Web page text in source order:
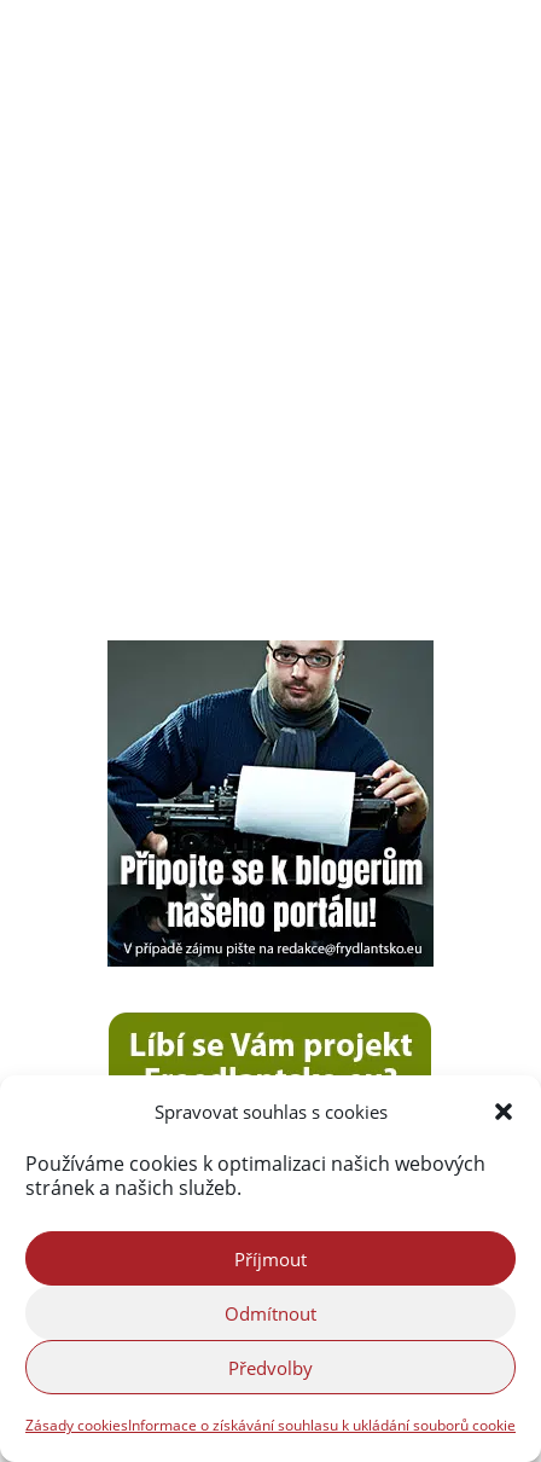
Spravovat souhlas s cookies
Používáme cookies k optimalizaci našich webových
stránek a našich služeb.
Příjmout
Odmítnout
Předvolby
Zásady cookiesInformace o získávání souhlasu k ukládání souborů cookie